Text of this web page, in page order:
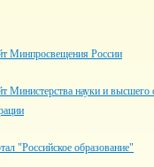
Минпросвещения России
Министерства науки и высшего
"Российское образование"